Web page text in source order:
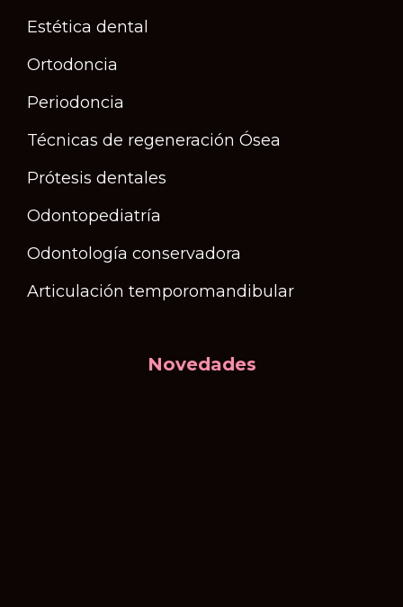
Estética dental
Ortodoncia
Periodoncia
Técnicas de regeneración Ósea
Prótesis dentales
Odontopediatría
Odontología conservadora
Articulación temporomandibular
Novedades